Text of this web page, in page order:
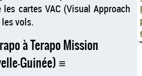
cartes VAC (Visual Approach
vols.
à Terapo Mission
Guinée)